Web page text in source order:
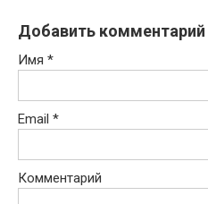
Добавить комментарий
Имя *
Email *
Комментарий